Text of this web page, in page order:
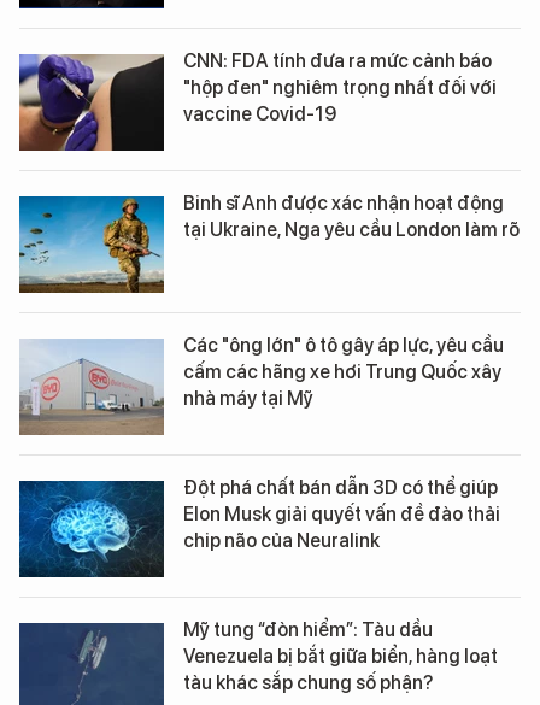
CNN: FDA tính đưa ra mức cảnh báo
"hộp đen" nghiêm trọng nhất đối với
vaccine Covid-19
Binh sĩ Anh được xác nhận hoạt động
tại Ukraine, Nga yêu cầu London làm rõ
Các "ông lớn" ô tô gây áp lực, yêu cầu
cấm các hãng xe hơi Trung Quốc xây
nhà máy tại Mỹ
Đột phá chất bán dẫn 3D có thể giúp
Elon Musk giải quyết vấn đề đào thải
chip não của Neuralink
Mỹ tung “đòn hiểm”: Tàu dầu
Venezuela bị bắt giữa biển, hàng loạt
tàu khác sắp chung số phận?